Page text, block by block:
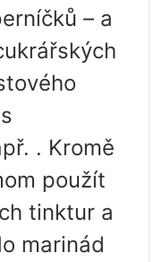
– a
. Kromě
použít
tinktur a
marinád